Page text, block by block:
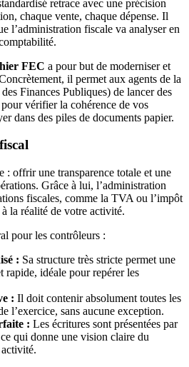
retrace avec une précision
chaque vente, chaque dépense. Il
l’administration fiscale va analyser en
FEC a pour but de moderniser et
il permet aux agents de la
Finances Publiques) de lancer des
vérifier la cohérence de vos
dans des piles de documents papier.
: offrir une transparence totale et une
Grâce à lui, l’administration
fiscales, comme la TVA ou l’impôt
la réalité de votre activité.
pour les contrôleurs :
: Sa structure très stricte permet une
rapide, idéale pour repérer les
: Il doit contenir absolument toutes les
l’exercice, sans aucune exception.
: Les écritures sont présentées par
qui donne une vision claire du